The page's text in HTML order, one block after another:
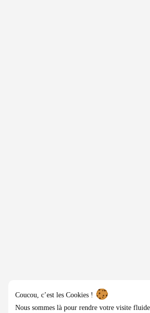
Coucou, c’est les Cookies !
Nous sommes là pour rendre votre visite